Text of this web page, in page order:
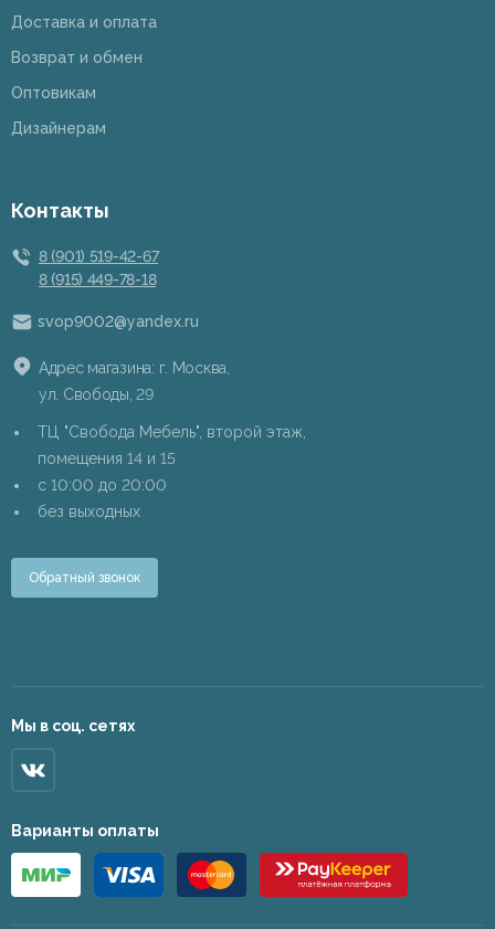
Доставка и оплата
Возврат и обмен
Оптовикам
Дизайнерам
Контакты
8 (901) 519-42-67
8 (915) 449-78-18
svop9002@yandex.ru
Адрес магазина: г. Москва,
ул. Свободы, 29
ТЦ "Свобода Мебель", второй этаж,
помещения 14 и 15
c 10:00 до 20:00
без выходных
Обратный звонок
Мы в соц. сетях
Варианты оплаты